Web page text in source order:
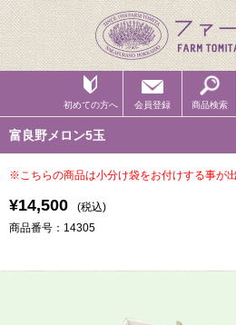
初めての方へ 会員登録 商品検索
富良野メロン5玉
※こちらの商品は小分け袋をお付けする事が出
¥14,500
(税込)
商品番号：14305